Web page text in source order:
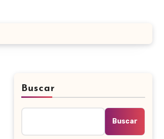
Buscar
Buscar